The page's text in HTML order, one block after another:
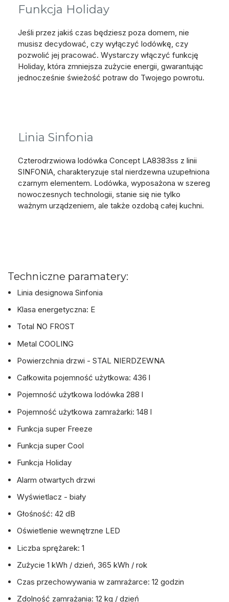
Funkcja Holiday
Jeśli przez jakiś czas będziesz poza domem, nie
musisz decydować, czy wyłączyć lodówkę, czy
pozwolić jej pracować. Wystarczy włączyć funkcję
Holiday, która zmniejsza zużycie energii, gwarantując
jednocześnie świeżość potraw do Twojego powrotu.
Linia Sinfonia
Czterodrzwiowa lodówka Concept LA8383ss z linii
SINFONIA, charakteryzuje stal nierdzewna uzupełniona
czarnym elementem. Lodówka, wyposażona w szereg
nowoczesnych technologii, stanie się nie tylko
ważnym urządzeniem, ale także ozdobą całej kuchni.
Techniczne paramatery:
Linia designowa Sinfonia
Klasa energetyczna: E
Total NO FROST
Metal COOLING
Powierzchnia drzwi - STAL NIERDZEWNA
Całkowita pojemność użytkowa: 436 l
Pojemność użytkowa lodówka 288 l
Pojemność użytkowa zamrażarki: 148 l
Funkcja super Freeze
Funkcja super Cool
Funkcja Holiday
Alarm otwartych drzwi
Wyświetlacz - biały
Głośność: 42 dB
Oświetlenie wewnętrzne LED
Liczba sprężarek: 1
Zużycie 1 kWh / dzień, 365 kWh / rok
Czas przechowywania w zamrażarce: 12 godzin
Zdolność zamrażania: 12 kg / dzień